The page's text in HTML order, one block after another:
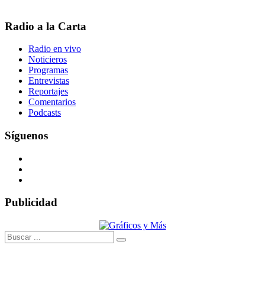
Radio a la Carta
Radio en vivo
Noticieros
Programas
Entrevistas
Reportajes
Comentarios
Podcasts
Síguenos
Publicidad